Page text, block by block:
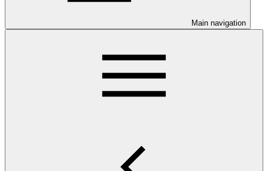
Main navigation